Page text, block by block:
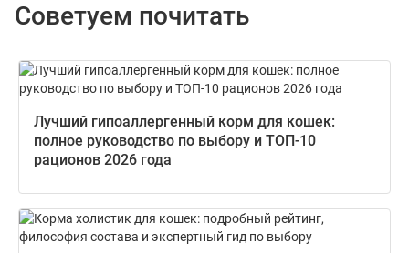
Советуем почитать
Лучший гипоаллергенный корм для кошек:
полное руководство по выбору и ТОП-10
рационов 2026 года